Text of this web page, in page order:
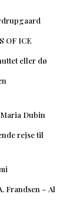
OF ICE
eller dø
Dubin
rejse til
Frandsen – Al